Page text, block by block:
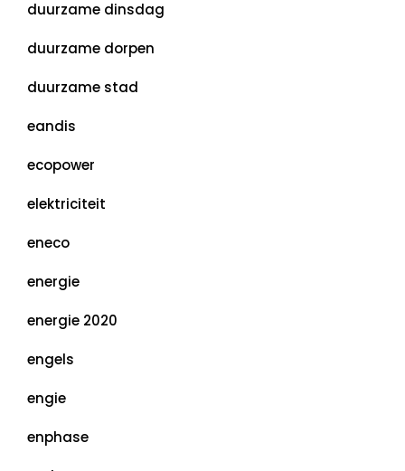
duurzame dinsdag
duurzame dorpen
duurzame stad
eandis
ecopower
elektriciteit
eneco
energie
energie 2020
engels
engie
enphase